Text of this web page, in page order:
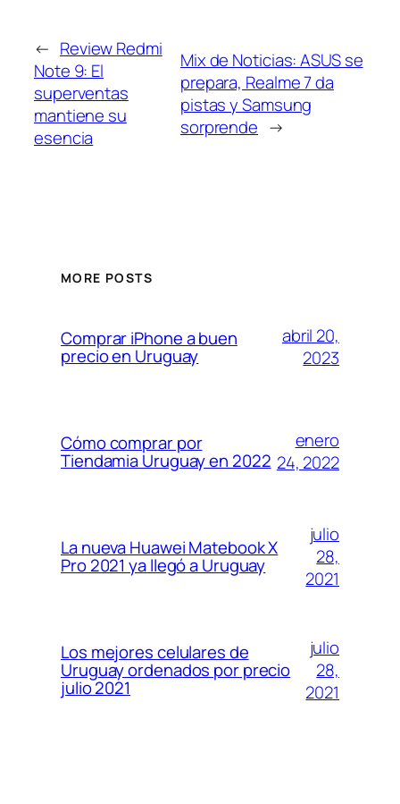
← Review Redmi
Note 9: El
superventas
mantiene su
esencia
Mix de Noticias: ASUS se
prepara, Realme 7 da
pistas y Samsung
sorprende →
MORE POSTS
Comprar iPhone a buen
precio en Uruguay
abril 20,
2023
Cómo comprar por
Tiendamia Uruguay en 2022
enero
24, 2022
La nueva Huawei Matebook X
Pro 2021 ya llegó a Uruguay
julio
28,
2021
Los mejores celulares de
Uruguay ordenados por precio
julio 2021
julio
28,
2021